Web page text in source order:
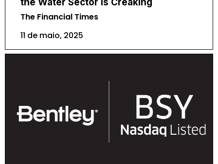
the Water Sector is Creaking
The Financial Times
11 de maio, 2025